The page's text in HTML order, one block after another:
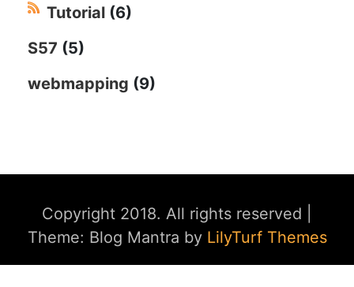
Tutorial (6)
S57 (5)
webmapping (9)
Copyright 2018. All rights reserved
Theme: Blog Mantra by LilyTurf Themes